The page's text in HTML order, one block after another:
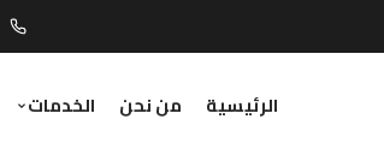
الرئيسية من نحن الخدمات